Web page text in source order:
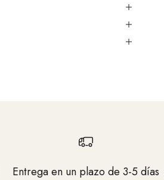
Entrega en un plazo de 3-5 días